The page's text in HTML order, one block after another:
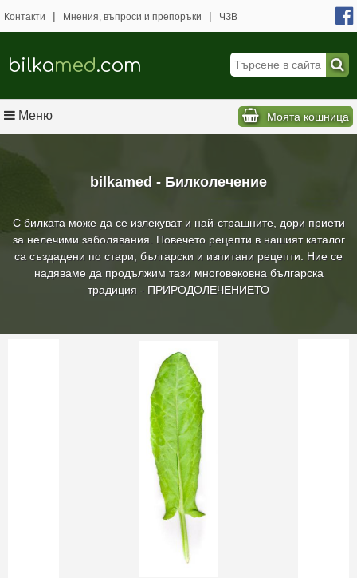
bilkamed - Билколечение
С билката може да се излекуват и най-страшните, дори приети
за нелечими заболявания. Повечето рецепти в нашият каталог
са създадени по стари, български и изпитани рецепти. Ние се
надяваме да продължим тази многовековна българска
традиция - ПРИРОДОЛЕЧЕНИЕТО
Контакти | Мнения, въпроси и препоръки | ЧЗВ
bilkamed.com
Меню Моята кошница